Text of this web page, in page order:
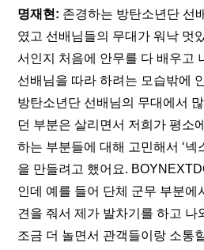
명재현: 존경하는 방탄소년단 선
였고 선배님들의 무대가 워낙 멋
서인지 처음에 안무를 다 배우고
선배님을 따라 하려는 모습밖에
방탄소년단 선배님의 무대에서
던 부분은 살리면서 저희가 평소
하는 부분들에 대해 고민해서 ‘넥
을 만들려고 했어요.
인데 예를 들어 단체 군무 부분에
견을 줘서 제가 발차기를 하고 나
조금 더 놀면서 관객들이랑 소통